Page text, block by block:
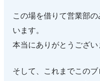
この場を借りて営業部
います。
本当にありがとうござい
そして、これまでこの